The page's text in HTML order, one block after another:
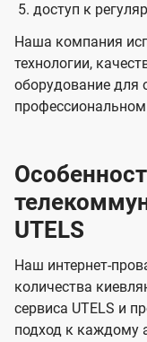
доступ к
Наша компания
технологии,
оборудование для
профессиональном
UTELS
Наш интернет-
количества
сервиса UTELS и
подход к каждому